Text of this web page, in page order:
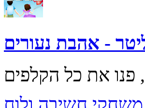
- אהבת נעורים